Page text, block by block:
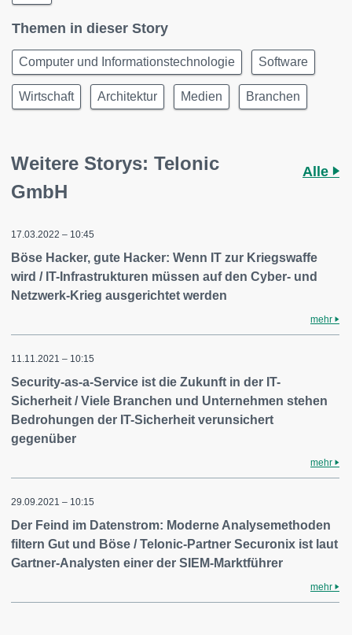
Themen in dieser Story
Computer und Informationstechnologie Software
Wirtschaft Architektur Medien Branchen
Weitere Storys: Telonic
GmbH
Alle
17.03.2022 – 10:45
Böse Hacker, gute Hacker: Wenn IT zur Kriegswaffe
wird / IT-Infrastrukturen müssen auf den Cyber- und
Netzwerk-Krieg ausgerichtet werden
mehr
11.11.2021 – 10:15
Security-as-a-Service ist die Zukunft in der IT-
Sicherheit / Viele Branchen und Unternehmen stehen
Bedrohungen der IT-Sicherheit verunsichert
gegenüber
mehr
29.09.2021 – 10:15
Der Feind im Datenstrom: Moderne Analysemethoden
filtern Gut und Böse / Telonic-Partner Securonix ist laut
Gartner-Analysten einer der SIEM-Marktführer
mehr